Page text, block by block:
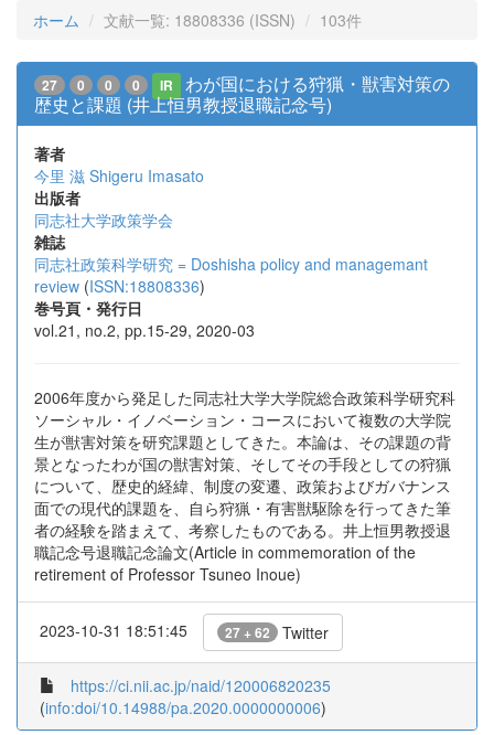
ホーム 文献一覧: 18808336 (ISSN) 103件
27 0 0 0 IR
わが国における狩猟・獣害対策の
歴史と課題 (井上恒男教授退職記念号)
著者
今里 滋 Shigeru Imasato
出版者
同志社大学政策学会
雑誌
同志社政策科学研究 = Doshisha policy and managemant
review (ISSN:18808336)
巻号頁・発行日
vol.21, no.2, pp.15-29, 2020-03
2006年度から発足した同志社大学大学院総合政策科学研究科
ソーシャル・イノベーション・コースにおいて複数の大学院
生が獣害対策を研究課題としてきた。本論は、その課題の背
景となったわが国の獣害対策、そしてその手段としての狩猟
について、歴史的経緯、制度の変遷、政策およびガバナンス
面での現代的課題を、自ら狩猟・有害獣駆除を行ってきた筆
者の経験を踏まえて、考察したものである。井上恒男教授退
職記念号退職記念論文(Article in commemoration of the
retirement of Professor Tsuneo Inoue)
2023-10-31 18:51:45 27 + 62 Twitter
https://ci.nii.ac.jp/naid/120006820235
(info:doi/10.14988/pa.2020.0000000006)